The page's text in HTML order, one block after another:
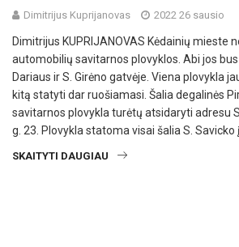
Dimitrijus Kuprijanovas 2022 26 sausio
Dimitrijus KUPRIJANOVAS Kėdainių mieste
automobilių savitarnos plovyklos. Abi jos
Dariaus ir S. Girėno gatvėje. Viena plovykla
kitą statyti dar ruošiamasi. Šalia degalinės
savitarnos plovykla turėtų atsidaryti adresu
g. 23. Plovykla statoma visai šalia S. Savicko
SKAITYTI DAUGIAU